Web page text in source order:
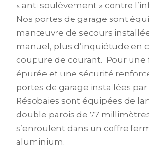
« anti soulèvement » contre
Nos portes de garage sont
manœuvre de secours
manuel, plus d’inquiétude en
coupure de courant. Pour une
épurée et une sécurité
portes de garage installées
Résobaies sont équipées de
double parois de 77
s’enroulent dans un coffre
aluminium.